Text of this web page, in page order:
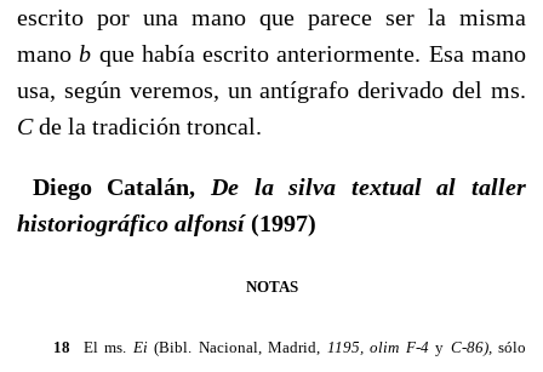
escri­to por una mano que parece ser la misma
manob que había escrito anteriormente. Esa mano
usa, según veremos, un antígrafo derivado del ms.
Cde la tradición troncal.
Diego Catalán, De la silva textual al taller
historiográfico alfonsí(1997)
NOTAS
18 El ms. Ei(Bibl. Nacional, Madrid, 1195,olim F-4y C-86),sólo